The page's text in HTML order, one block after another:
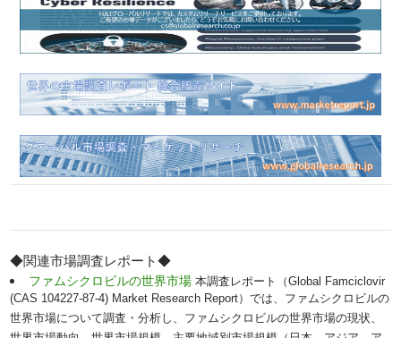
◆関連市場調査レポート◆
ファムシクロビルの世界市場本調査レポート（Global Famciclovir
(CAS 104227-87-4) Market Research Report）では、ファムシクロビルの
世界市場について調査・分析し、ファムシクロビルの世界市場の現状、